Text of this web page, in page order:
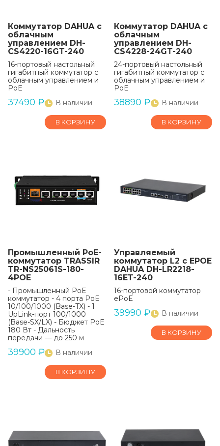
Коммутатор DAHUA с
облачным
управлением DH-
CS4220-16GT-240
16-портовый настольный
гигабитный коммутатор с
облачным управлением и
PoE
37490 ₽ В наличии
В КОРЗИНУ
Коммутатор DAHUA с
облачным
управлением DH-
CS4228-24GT-240
24-портовый настольный
гигабитный коммутатор с
облачным управлением и
PoE
38890 ₽ В наличии
В КОРЗИНУ
Промышленный РоЕ-
коммутатор TRASSIR
TR-NS25061S-180-
4POE
- Промышленный PoE
коммутатор - 4 порта PoE
10/100/1000 (Base-TX) - 1
UpLink-порт 100/1000
(Base-SX/LX) - Бюджет PoE
180 Вт - Дальность
передачи — до 250 м
39900 ₽ В наличии
В КОРЗИНУ
Управляемый
коммутатор L2 с EPOE
DAHUA DH-LR2218-
16ET-240
16-портовой коммутатор
ePoE
39990 ₽ В наличии
В КОРЗИНУ